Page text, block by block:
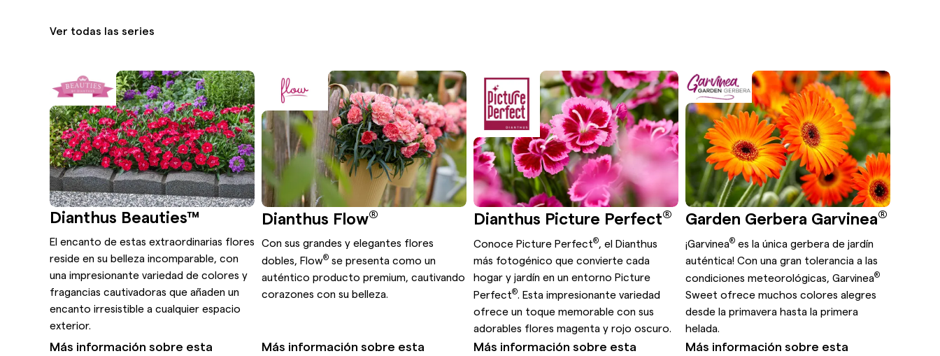
Ver todas las series
Dianthus Beauties™
El encanto de estas extraordinarias flores
reside en su belleza incomparable, con
una impresionante variedad de colores y
fragancias cautivadoras que añaden un
encanto irresistible a cualquier espacio
exterior.
Más información sobre esta
Dianthus Flow®
Con sus grandes y elegantes flores
dobles, Flow® se presenta como un
auténtico producto premium, cautivando
corazones con su belleza.
Más información sobre esta
Dianthus Picture Perfect®
Conoce Picture Perfect®, el Dianthus
más fotogénico que convierte cada
hogar y jardín en un entorno Picture
Perfect®. Esta impresionante variedad
ofrece un toque memorable con sus
adorables flores magenta y rojo oscuro.
Más información sobre esta
Garden Gerbera Garvinea®
¡Garvinea® es la única gerbera de jardín
auténtica! Con una gran tolerancia a las
condiciones meteorológicas, Garvinea®
Sweet ofrece muchos colores alegres
desde la primavera hasta la primera
helada.
Más información sobre esta